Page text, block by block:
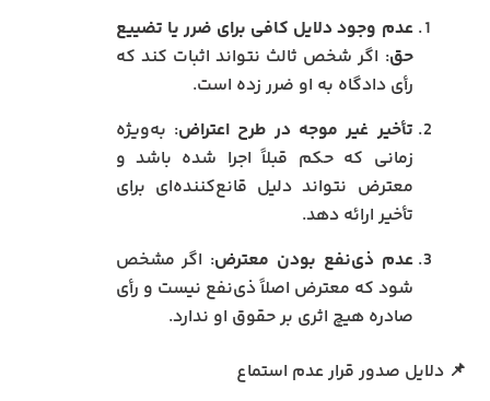
عدم وجود دلایل کافی برای ضرر یا تضییع
حق: اگر شخص ثالث نتواند اثبات کند که
رأی دادگاه به او ضرر زده است.
تأخیر غیر موجه در طرح اعتراض: به‌ویژه
زمانی که حکم قبلاً اجرا شده باشد و
معترض نتواند دلیل قانع‌کننده‌ای برای
تأخیر ارائه دهد.
عدم ذی‌نفع بودن معترض: اگر مشخص
شود که معترض اصلاً ذی‌نفع نیست و رأی
صادره هیچ اثری بر حقوق او ندارد.
📌 دلایل صدور قرار عدم استماع